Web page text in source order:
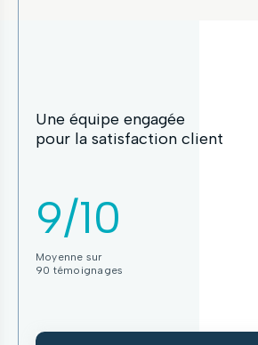
Une équipe engagée
pour la satisfaction client
9/10
Moyenne sur
90 témoignages